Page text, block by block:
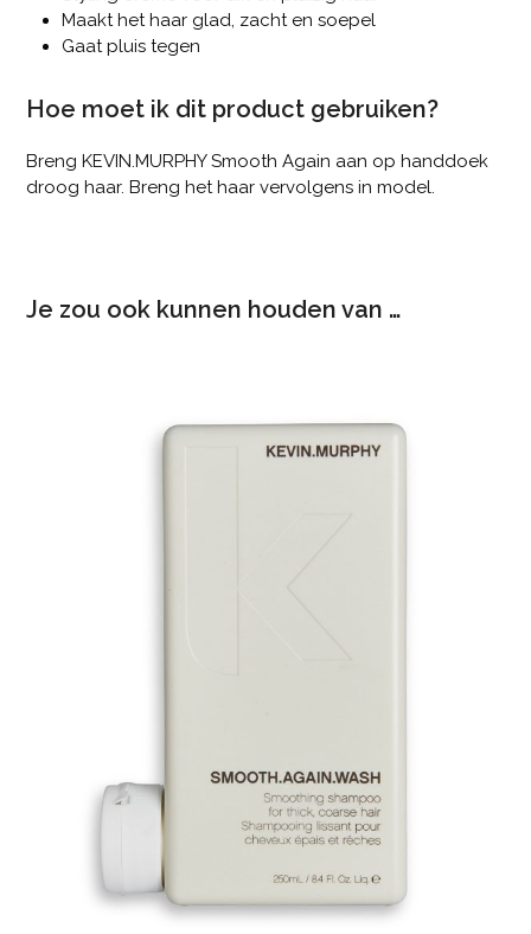
Maakt het haar glad, zacht en soepel
Gaat pluis tegen
Hoe moet ik dit product gebruiken?
Breng KEVIN.MURPHY Smooth Again aan op handdoek
droog haar. Breng het haar vervolgens in model.
Je zou ook kunnen houden van …